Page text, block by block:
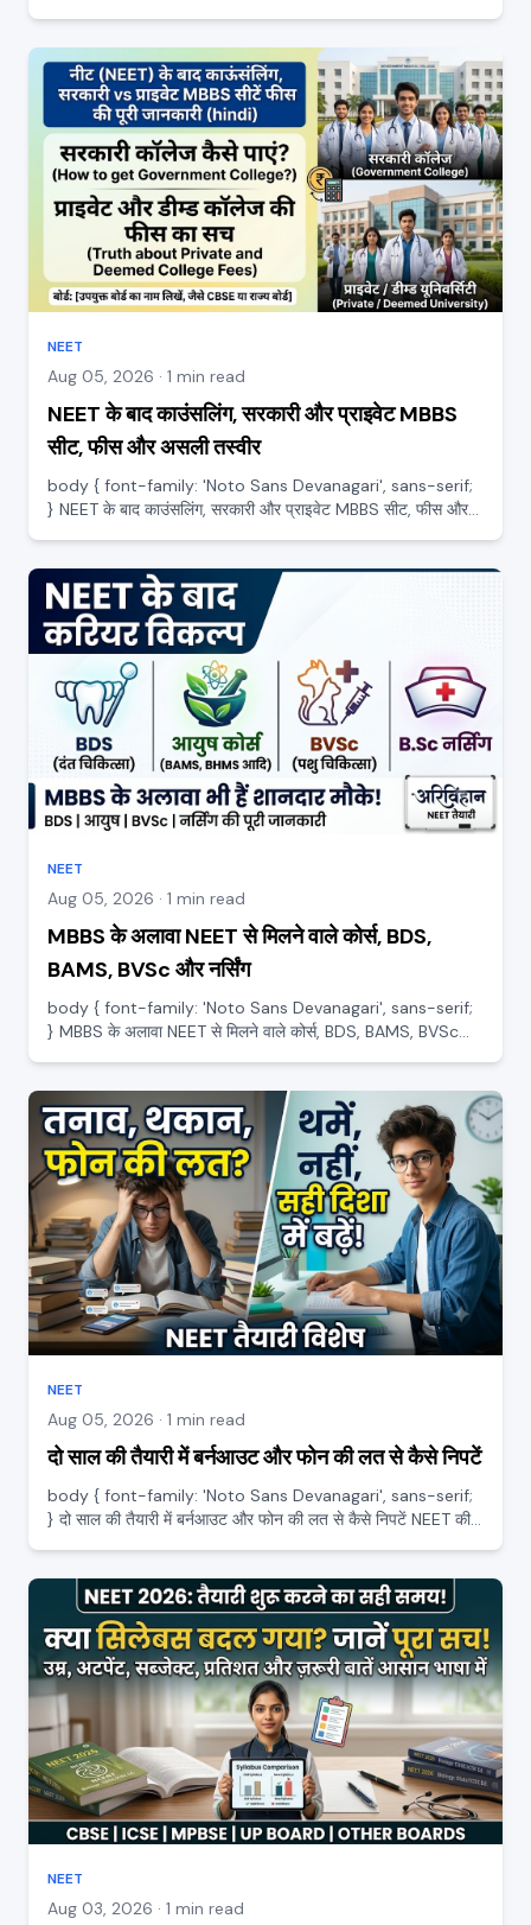
NEET
Aug 05, 2026 · 1 min read
NEET के बाद काउंसलिंग, सरकारी और प्राइवेट MBBS
सीट, फीस और असली तस्वीर
body { font-family: 'Noto Sans Devanagari', sans-serif;
} NEET के बाद काउंसलिंग, सरकारी और प्राइवेट MBBS सीट, फीस और
NEET
Aug 05, 2026 · 1 min read
MBBS के अलावा NEET से मिलने वाले कोर्स, BDS,
BAMS, BVSc और नर्सिंग
body { font-family: 'Noto Sans Devanagari', sans-serif;
} MBBS के अलावा NEET से मिलने वाले कोर्स, BDS, BAMS, BVSc
NEET
Aug 05, 2026 · 1 min read
दो साल की तैयारी में बर्नआउट और फोन की लत से कैसे निपटें
body { font-family: 'Noto Sans Devanagari', sans-serif;
} दो साल की तैयारी में बर्नआउट और फोन की लत से कैसे निपटें NEET की
NEET
Aug 03, 2026 · 1 min read